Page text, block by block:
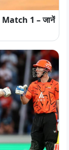
1 – जानें